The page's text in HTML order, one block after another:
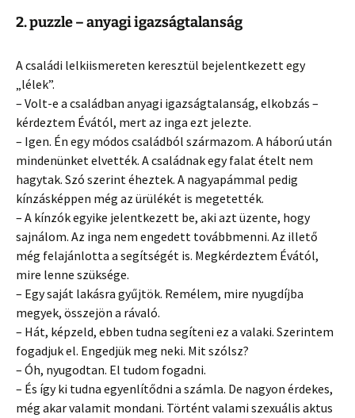
2. puzzle – anyagi igazságtalanság
A családi lelkiismereten keresztül bejelentkezett egy
„lélek”.
– Volt-e a családban anyagi igazságtalanság, elkobzás –
kérdeztem Évától, mert az inga ezt jelezte.
– Igen. Én egy módos családból származom. A háború után
mindenünket elvették. A családnak egy falat ételt nem
hagytak. Szó szerint éheztek. A nagyapámmal pedig
kínzásképpen még az ürülékét is megetették.
– A kínzók egyike jelentkezett be, aki azt üzente, hogy
sajnálom. Az inga nem engedett továbbmenni. Az illető
még felajánlotta a segítségét is. Megkérdeztem Évától,
mire lenne szüksége.
– Egy saját lakásra gyűjtök. Remélem, mire nyugdíjba
megyek, összejön a rávaló.
– Hát, képzeld, ebben tudna segíteni ez a valaki. Szerintem
fogadjuk el. Engedjük meg neki. Mit szólsz?
– Óh, nyugodtan. El tudom fogadni.
– És így ki tudna egyenlítődni a számla. De nagyon érdekes,
még akar valamit mondani. Történt valami szexuális aktus